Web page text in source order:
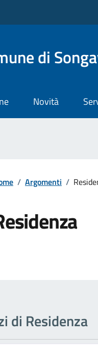
di
Novità
/ Argomenti /
di Residenza